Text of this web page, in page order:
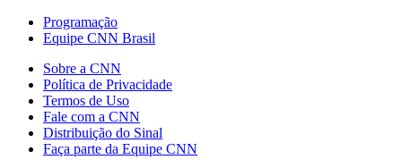
Programação
Equipe CNN Brasil
Sobre a CNN
Política de Privacidade
Termos de Uso
Fale com a CNN
Distribuição do Sinal
Faça parte da Equipe CNN